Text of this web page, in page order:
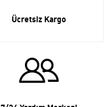
Ücretsiz Kargo